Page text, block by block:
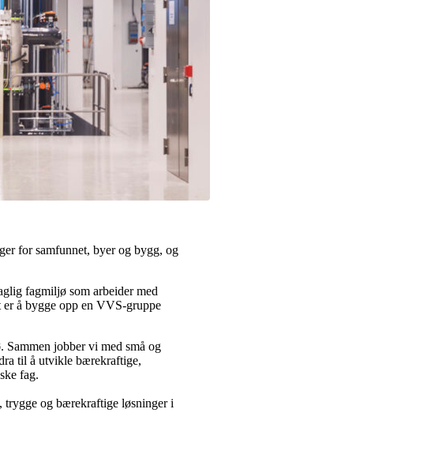
for samfunnet, byer og bygg, og
fagmiljø som arbeider med
å bygge opp en VVS-gruppe
jobber vi med små og
til å utvikle bærekraftige,
fag.
trygge og bærekraftige løsninger i